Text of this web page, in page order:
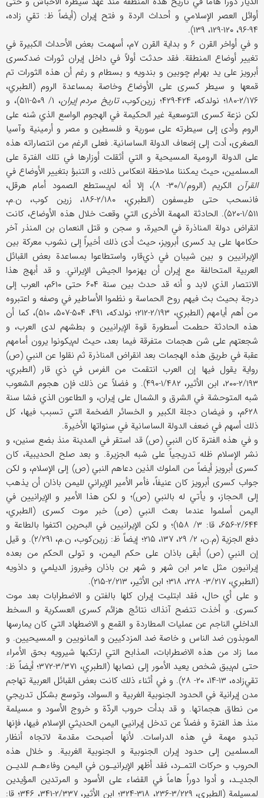
أوائل العصر الإسلامي و أحداث الردة و فتح إيران (أيضاً ظ: تقي زاده،
۹۴-۹۶، ۱۲۰-۱۲۹، ۱۳۹).
و في أواخر القرن ۶ و بداية القرن ۷م، أسهمت بعض الأحداث الكبيرة في
تغيير أوضاع المنطقة. فقد حدثت أولاً في داخل إيران ثورات ضدكسرى
أبرويز على يد بهرام چوبين و بندويه و بسطام و رغم أن هذه الثورات تم
قمعها و سيطر كسرى على الأوضاع وخاصة بمساعدة الروم (الطبري،
۲/۱۷۶-۱۸۰؛ نولدكه، ۴۲۴-۴۲۹؛ زرين‌كوب،
تاريخ مردم إيران
، ۱/ ۵۰۹-۵۱۱)، و
لكن نزعة كسرى التوسعية غير الحكيمة في الهجوم الواسع الذي شنه على
الروم وأدى إلى سيطرته على سورية و فلسطين و مصر و أرمينية وآسيا
الصغرى، أدت إلى إضعاف الدولة الساسانية. فعلى الرغم من انتصاراته هذه
على الدولة الرومية المسيحية و التي أثقلت أوزارها في تلك الفترة على
المسلمين، حيث يمكننا ملاحظة انعكاس ذلك، و التنبؤ بتغيير الأوضاع في
القرآن
الكريم (الروم/۳۰/۱- ۸)، إلا أنه لم‌يستطع الصمود أمام هرقل،
فانسحب حتى طيسفون (الطبري، ۲/۱۸۰-۱۸۶، زرين كوب، ن.م،
۱/۵۱۱-۵۲۰). الحادثة المهمة الأخرى التي وقعت خلال هذه الأوضاع، كانت
انقراض دولة المناذرة في الحيرة، و سجن و قتل النعمان بن المنذر آخر
حكامها على يد كسرى أبرويز، حيث أدى ذلك أخيراً إلى نشوب معركة بين
الإيرانيين و بين شيبان في ذي‌قار، واستطاعوا بمساعدة بعض القبائل
العربية المتحالفة مع إيران أن يهزموا الجيش الإيراني. و قد أبهج هذا
الانتصار الذي لابد و أنه قد حدث بين سنة ۶۰۴ حتى ۶۱۰م، العرب إلى
درجة بحيث بث فيهم روح الحماسة و نظموا الأساطير في وصفه و اعتبروه
من أهم أيامهم (الطبري، ۲/۱۹۳-۲۱۲؛ نولدكه، ۴۹۱، ۵۰۴-۵۰۷، ۵۱۰)، كما أن
هذه الحادثة حطمت أسطورة قوة الإيرانيين و بطشهم لدى العرب، و
شجعتهم على شن هجمات متفرقة فيما بعد، حيث لم‌يكونوا يرون أمامهم
عقبة في طريق هذه الهجمات بعد انقراض المناذرة ثم نقلوا عن النبي (ص)
رواية يقول فيها إن العرب انتقمت من الفرس في ذي قار (الطبري،
۲/۱۹۳-۲۰۰، ابن الأثير، ۱/۴۸۲-۴۹۰). و فضلاً عن ذلك فإن هجوم الشعوب
شبه المتوحشة في الشرق و الشمال على إيران، و الطاعون الذي فشا سنة
۶۲۸م، و فيضان دجلة الكبير و الخسائر الضخمة التي تسبب فيها، كل
ذلك أسهم في ضعف الدولة الساسانية في سنواتها الأخيرة.
و في هذه الفترة كان النبي (ص) قد استقر في المدينة منذ بضع سنين، و
نشر الإسلام ظله تدريجياً على شبه الجزيرة. و بعد صلح الحديبية، كان
كسرى أبرويز أيضاً من الملوك الذين دعاهم النبي (ص) إلى الإسلام، و لكن
جواب كسرى أبرويز كان عنيفاً، فأمر الأمير الإيراني لليمن باذان أن يذهب
إلى الحجاز، و يأتي له بالنبي (ص)؛ و لكن هذا الأمير و الإيرانيين في
اليمن أسلموا عندما بعث النبي (ص) خبر موت كسرى (الطبري،
۲/۶۴۴-۶۵۶، قا: ۳/ ۱۵۸)؛ و لكن الإيرانيين في البحرين اكتفوا بالطاعة و
دفع الجزية (م.ن، ۲/ ۲۹، ۱۳۷، ۲۱۵؛ إيضاً ظ: زرين‌كوب، ن.م، ۲/۲۹۱). و قيل
إن النبي (ص) أبقى باذان على حكم اليمن، و تولى الحكم من بعده
إيرانيون مثل عامر ابن شهر و شهر بن باذان وفيروز الديلمي و داذويه
(الطبري، ۳/۲۱۷- ۲۲۸، ۳۱۸؛ ابن الأثير، ۲/۲۱۳-۲۱۵).
و على أي حال، فقد ابتليت إيران كلها بالفتن و الاضطرابات بعد موت
كسرى. و أخذت تتضح آنذاك نتائج هزائم كسرى العسكرية و السخط
الداخلي الناجم عن عمليات المطاردة و القمع و الاضطهاد التي كان يمارسها
الموبذون ضد الناس و خاصة ضد المزدكيين و المانويين و المسيحيين. و
مما زاد من هذه الاضطرابات، المذابح التي ارتكبها شيرويه بحق الأمراء
حتى لم‌يبق شخص يعيد الأمور إلى نصابها (الطبري، ۳/۳۷۱-۳۷۲؛ أيضاً ظ:
تقي‌زاده، ۱۳-۱۴، ۲۰- ۲۸). و في أثناء ذلك كانت بعض القبائل العربية تهاجم
مدن إيرانية في الحدود الجنوبية الغربية و السواد، وتوسع بشكل تدريجي
من نطاق هجماتها. و قد بدأت حروب الردّة و خروج الأسود و مسيلمة
منذ هذ الفترة و فضلاً عن تدخل إيرانيي اليمن الحديثي الإسلام فيها، فإنها
تبدو مهمة في هذه الدراسات. لأنها أصبحت مقدمة لاتجاه أنظار
المسلمين إلى حدود إيران الجنوبية و الجنوبية الغربية. و خلال هذه
الحروب و حركات التمـرد، فقد أظهر الإيرانيـون في اليمن وفاءهـم للديـن
الجديـد، و أدوا دوراً هاماً في القضاء على الأسود و المرتدين المؤيدين
لمسيلمة (الطبري، ۳/۲۲۹-۲۳۶، ۳۱۸-۳۲۴؛ ابن الأثير، ۲/۳۳۷-۳۴۱، ۳۴۶؛ قا: